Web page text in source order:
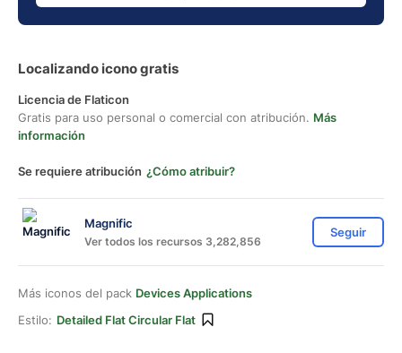
Localizando icono gratis
Licencia de Flaticon
Gratis para uso personal o comercial con atribución. Más
información
Se requiere atribución ¿Cómo atribuir?
Magnific
Ver todos los recursos 3,282,856
Seguir
Más iconos del pack Devices Applications
Estilo: Detailed Flat Circular Flat